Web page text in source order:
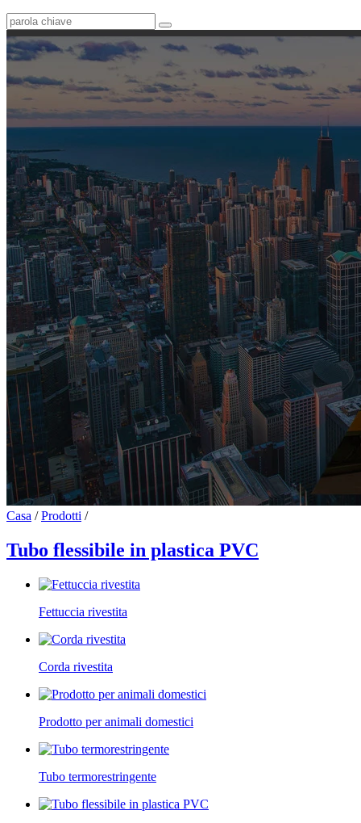
Casa /Prodotti /
Tubo flessibile in plastica PVC
Fettuccia rivestita
Corda rivestita
Prodotto per animali domestici
Tubo termorestringente